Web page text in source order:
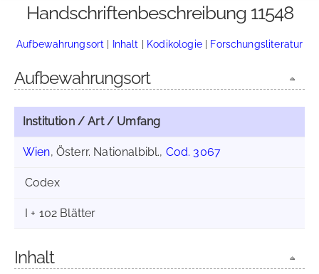
Handschriftenbeschreibung 11548
Aufbewahrungsort | Inhalt | Kodikologie| Forschungsliteratur
Aufbewahrungsort
Institution / Art / Umfang
Wien, Österr. Nationalbibl., Cod. 3067
Codex
I + 102 Blätter
Inhalt